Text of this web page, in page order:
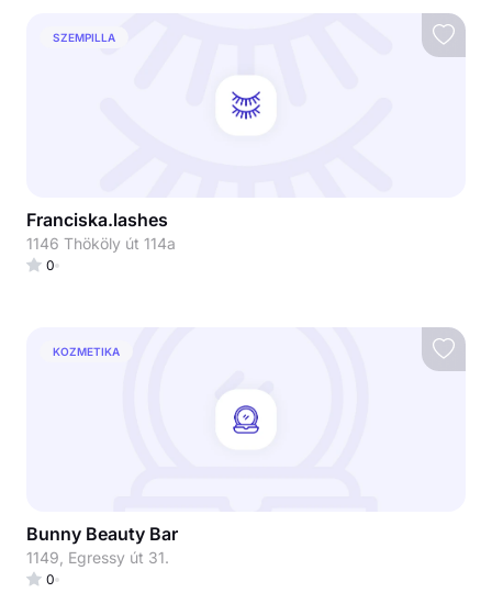
SZEMPILLA
Franciska.lashes
1146 Thököly út 114a
0
KOZMETIKA
Bunny Beauty Bar
1149, Egressy út 31.
0